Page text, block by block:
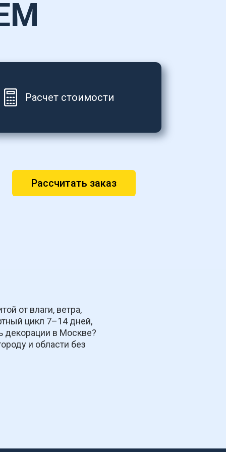
Расчет стоимости
Рассчитать заказ
от влаги, ветра,
цикл 7–14 дней,
декорации в Москве?
и области без